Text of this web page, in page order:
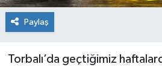
Paylaş
Torbalı’da geçtiğimiz